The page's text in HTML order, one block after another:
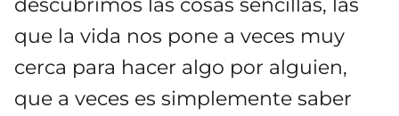
que la vida nos pone a veces muy
cerca para hacer algo por alguien,
que a veces es simplemente saber